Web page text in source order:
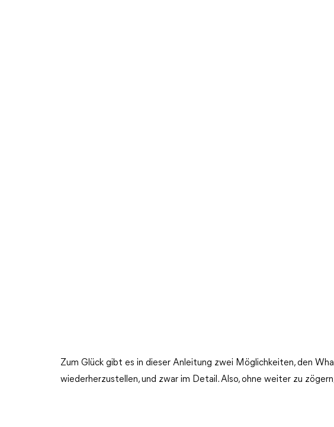
Zum Glück gibt es in dieser Anleitung zwei Möglichkeiten, den
wiederherzustellen, und zwar im Detail. Also, ohne weiter zu